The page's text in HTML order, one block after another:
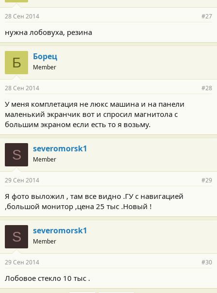
28 Сен 2014 #27
нужна лобовуха, резина
Б Борец
Member
28 Сен 2014 #28
У меня комплетация не люкс машина и на панели
маленький экранчик вот и спросил магнитола с
большим экраном если есть то я возьму.
S severomorsk1
Member
29 Сен 2014 #29
Я фото выложил , там все видно .ГУ с навигацией
,большой монитор ,цена 25 тыс .Новый !
S severomorsk1
Member
29 Сен 2014 #30
Лобовое стекло 10 тыс .